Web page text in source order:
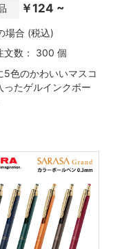
￥124 ~
場合 (税込)
文数： 300 個
5色のかわいいマスコ
ったゲルインクボー